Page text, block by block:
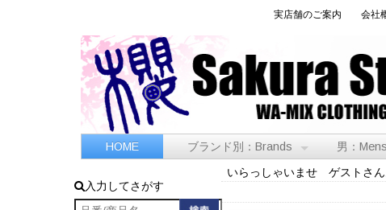
実店舗のご案内 会社
HOME ブランド別：Brands 男：Mens
入力してさがす
いらっしゃいませ ゲストさん